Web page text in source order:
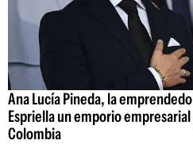
Ana Lucía Pineda, la
Espriella un emporio
Colombia